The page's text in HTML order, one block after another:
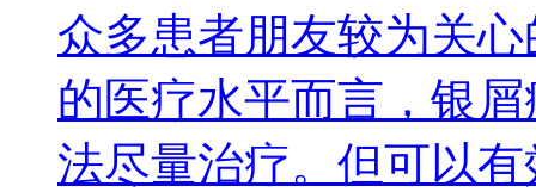
众多患者朋友较为关
的医疗水平而言，银
法尽量治疗。但可以